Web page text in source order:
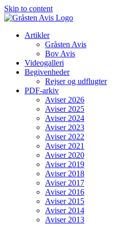
Skip to content
Artikler
Gråsten Avis
Bov Avis
Videogalleri
Begivenheder
Rejser og udflugter
PDF-arkiv
Aviser 2026
Aviser 2025
Aviser 2024
Aviser 2023
Aviser 2022
Aviser 2021
Aviser 2020
Aviser 2019
Aviser 2018
Aviser 2017
Aviser 2016
Aviser 2015
Aviser 2014
Aviser 2013